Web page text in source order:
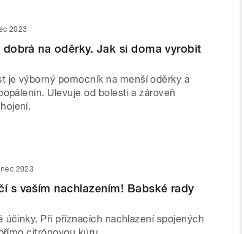
2023
dobrá na oděrky. Jak si doma vyrobit
je výborný pomocník na menší oděrky a
Ulevuje od bolesti a zároveň
2023
s vaším nachlazením! Babské rady
účinky. Při příznacích nachlazení spojených